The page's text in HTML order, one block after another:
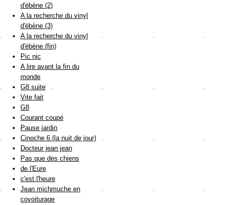
d'ébène (2)
A la recherche du vinyl
d'ébène (3)
A la recherche du vinyl
d'ébène (fin)
Pic nic
A lire avant la fin du
monde
G8 suite
Vite fait
G8
Courant coupé
Pause jardin
Cinoche 6 (la nuit de jour)
Docteur jean jean
Pas que des chiens
de l'Eure
c'est l'heure
Jean michmuche en
covoiturage